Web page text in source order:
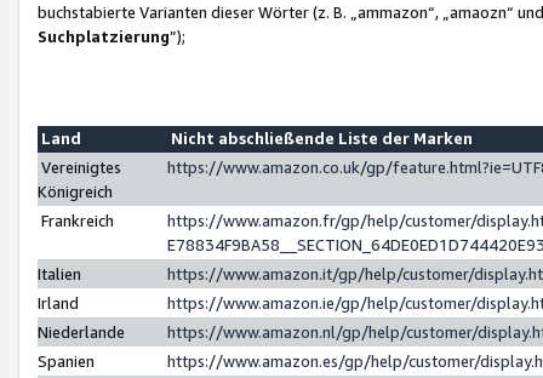
buchstabierte Varianten dieser Wörter (z. B. „ammazon“, „amaozn“
Suchplatzierung”);
Land
Nicht abschließende Liste der Marken
Vereinigtes
Königreich
https://www.amazon.co.uk/gp/
Frankreich
https://www.amazon.fr/gp/help/customer/
Italien
https://www.amazon.it/gp/help/customer/
Irland
https://www.amazon.ie/gp/help/customer/
Niederlande
https://www.amazon.nl/gp/help/customer/
Spanien
https://www.amazon.es/gp/help/customer/